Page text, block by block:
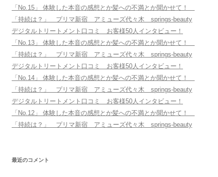
「No.15」 体験した本音の感想とか髪への不満とか聞かせて！
「持続は？」 プリマ新宿 アミューズ代々木 springs-beauty
デジタルトリートメント口コミ お客様50人インタビュー！
「No.13」 体験した本音の感想とか髪への不満とか聞かせて！
「持続は？」 プリマ新宿 アミューズ代々木 springs-beauty
デジタルトリートメント口コミ お客様50人インタビュー！
「No.14」 体験した本音の感想とか髪への不満とか聞かせて！
「持続は？」 プリマ新宿 アミューズ代々木 springs-beauty
デジタルトリートメント口コミ お客様50人インタビュー！
「No.12」 体験した本音の感想とか髪への不満とか聞かせて！
「持続は？」 プリマ新宿 アミューズ代々木 springs-beauty
最近のコメント